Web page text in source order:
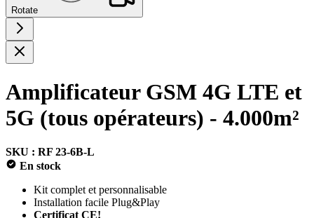
Rotate
Amplificateur GSM 4G LTE et
5G (tous opérateurs) - 4.000m²
SKU : RF 23-6B-L
En stock
Kit complet et personnalisable
Installation facile Plug&Play
Certificat CE!